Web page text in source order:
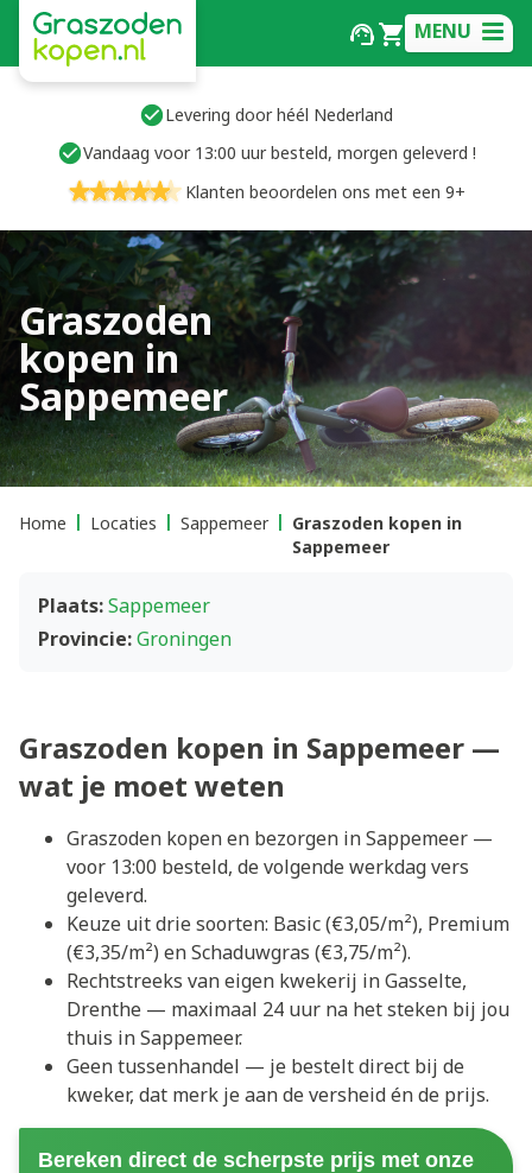
MENU
Levering door héél Nederland
Vandaag voor 13:00 uur besteld, morgen geleverd !
Klanten beoordelen ons met een 9+
Graszoden
kopen in
Sappemeer
Home Locaties Sappemeer
Graszoden kopen in
Sappemeer
Plaats:Sappemeer
Provincie:Groningen
Graszoden kopen in Sappemeer —
wat je moet weten
Graszoden kopen en bezorgen in Sappemeer —
voor 13:00 besteld, de volgende werkdag vers
geleverd.
Keuze uit drie soorten: Basic (€3,05/m²), Premium
(€3,35/m²) en Schaduwgras (€3,75/m²).
Rechtstreeks van eigen kwekerij in Gasselte,
Drenthe — maximaal 24 uur na het steken bij jou
thuis in Sappemeer.
Geen tussenhandel — je bestelt direct bij de
kweker, dat merk je aan de versheid én de prijs.
Bereken direct de scherpste prijs met onze